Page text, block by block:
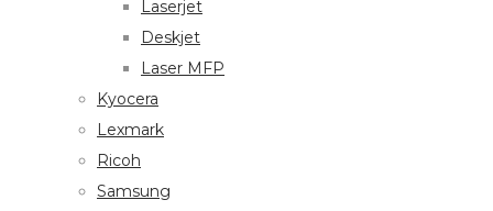
Laserjet
Deskjet
Laser MFP
Kyocera
Lexmark
Ricoh
Samsung